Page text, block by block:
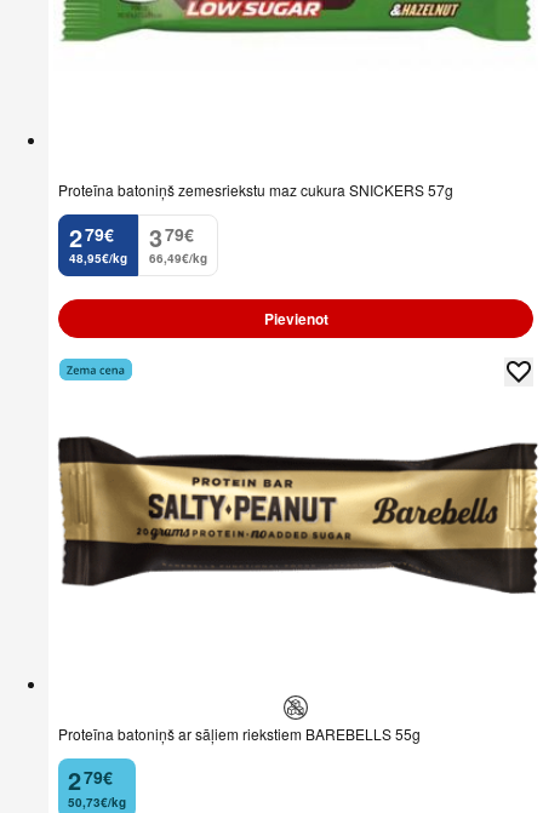
Proteīna batoniņš zemesriekstu maz cukura SNICKERS 57g
2
. 79€
48,95€/kg
3
. 79€
66,49€/kg
Pievienot
Proteīna batoniņš ar sāļiem riekstiem BAREBELLS 55g
2
. 79€
50,73€/kg